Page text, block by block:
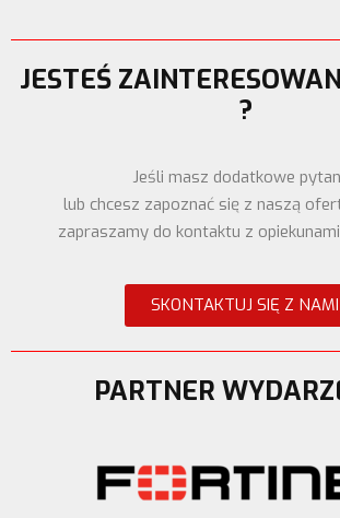
JESTEŚ
?
Jeśli masz dodatkowe
lub chcesz zapoznać się z naszą
zapraszamy do kontaktu z
SKONTAKTUJ SIĘ Z NAMI
PARTNER